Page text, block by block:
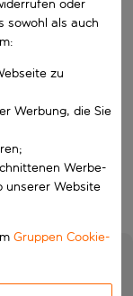
aus.
oder
sowohl als auch
zu
Werbung, die Sie
Werbe-
unserer Website
Gruppen Cookie-